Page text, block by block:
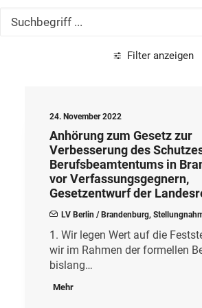
Filter anzeigen
24. November 2022
Anhörung zum Gesetz zur
Verbesserung des
Berufsbeamtentums in
vor Verfassungsgegnern,
Gesetzentwurf der
LV Berlin / Brandenburg,
1. Wir legen Wert auf die
wir im Rahmen der formellen
bislang…
Mehr